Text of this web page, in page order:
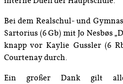
Bei dem Realschul- und
Sartorius (6 Gb) mit Jo Nesbøs
knapp vor Kaylie Gussler (6
Courtenay durch.
Ein großer Dank gilt